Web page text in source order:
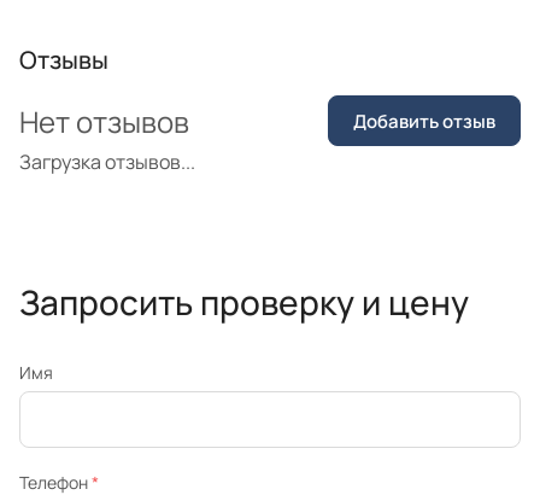
Отзывы
Загрузка отзывов...
Нет отзывов Добавить отзыв
Запросить проверку и цену
Имя
Телефон*